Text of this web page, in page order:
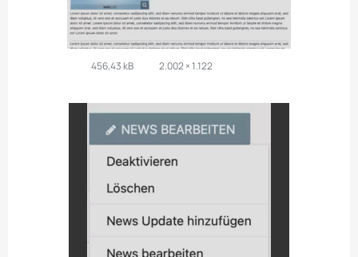
456,43 kB 2.002 × 1.122